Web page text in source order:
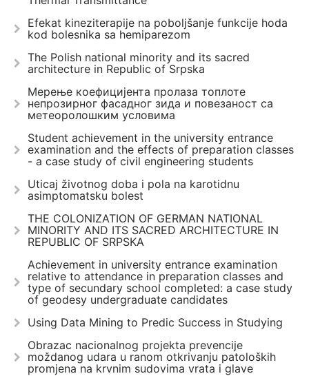
Efekat kineziterapije na poboljšanje funkcije hoda
kod bolesnika sa hemiparezom
The Polish national minority and its sacred
architecture in Republic of Srpska
Мерење коефицијента пролаза топлоте
непрозирног фасадног зида и повезаност са
метеоролошким условима
Student achievement in the university entrance
examination and the effects of preparation classes
- a case study of civil engineering students
Uticaj životnog doba i pola na karotidnu
asimptomatsku bolest
THE COLONIZATION OF GERMAN NATIONAL
MINORITY AND ITS SACRED ARCHITECTURE IN
REPUBLIC OF SRPSKA
Achievement in university entrance examination
relative to attendance in preparation classes and
type of secundary school completed: a case study
of geodesy undergraduate candidates
Using Data Mining to Predic Success in Studying
Obrazac nacionalnog projekta prevencije
moždanog udara u ranom otkrivanju patoloških
promjena na krvnim sudovima vrata i glave